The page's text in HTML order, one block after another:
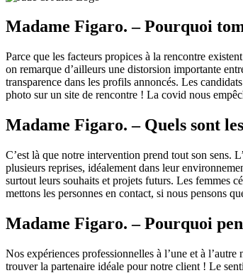
Madame Figaro. – Pourquoi
Parce que les facteurs propices à la rencontre
on remarque d’ailleurs une distorsion importante
transparence dans les profils annoncés. Les
photo sur un site de rencontre ! La covid nous
Madame Figaro. – Quels sont
C’est là que notre intervention prend tout son sens.
plusieurs reprises, idéalement dans leur
surtout leurs souhaits et projets futurs. Les femmes
mettons les personnes en contact, si nous pensons
Madame Figaro. – Pourquoi
Nos expériences professionnelles à l’une et à
trouver la partenaire idéale pour notre client ! Le